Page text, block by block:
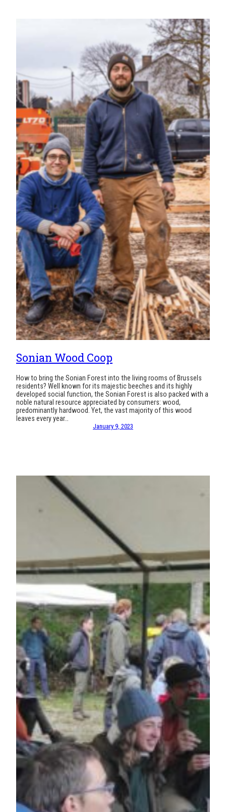
Sonian Wood Coop
How to bring the Sonian Forest into the living rooms of Brussels
residents? Well known for its majestic beeches and its highly
developed social function, the Sonian Forest is also packed with a
noble natural resource appreciated by consumers: wood,
predominantly hardwood. Yet, the vast majority of this wood
leaves every year…
January 9, 2023